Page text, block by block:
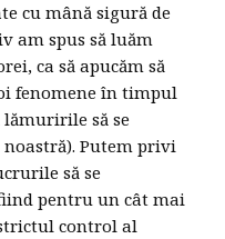
cu mână sigură de
am spus să luăm
ca să apucăm să
fenomene în timpul
lămuririle să se
Putem privi
să se
pentru un cât mai
control al